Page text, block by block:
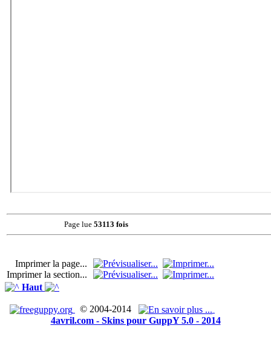
Page lue 53113 fois
Imprimer la page...
Imprimer la section...
Haut
© 2004-2014
4avril.com - Skins pour GuppY 5.0 - 2014